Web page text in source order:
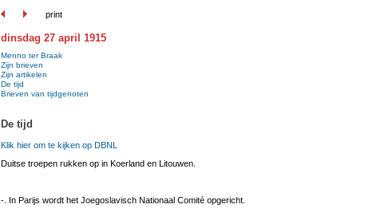
print
dinsdag 27 april 1915
Menno ter Braak
Zijn brieven
Zijn artikelen
De tijd
Brieven van tijdgenoten
De tijd
Klik hier om te kijken op DBNL
Duitse troepen rukken op in Koerland en Litouwen.
-. In Parijs wordt het Joegoslavisch Nationaal Comité opgericht.